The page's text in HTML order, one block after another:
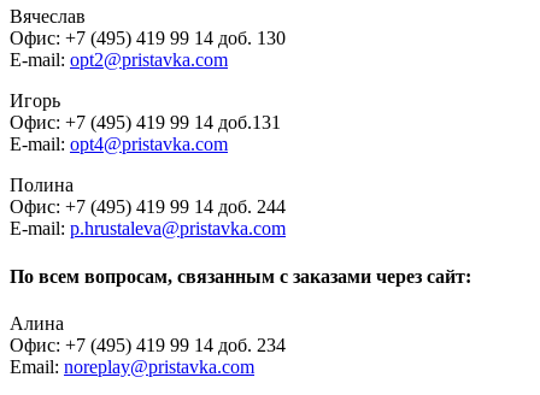
Вячеслав
Офис: +7 (495) 419 99 14 доб. 130
E-mail: opt2@pristavka.com
Игорь
Офис: +7 (495) 419 99 14 доб.131
E-mail: opt4@pristavka.com
Полина
Офис: +7 (495) 419 99 14 доб. 244
E-mail: p.hrustaleva@pristavka.com
По всем вопросам, связанным с заказами через сайт:
Алина
Офис: +7 (495) 419 99 14 доб. 234
Email: noreplay@pristavka.com